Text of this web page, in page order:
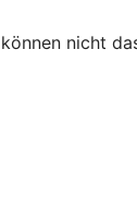
nicht